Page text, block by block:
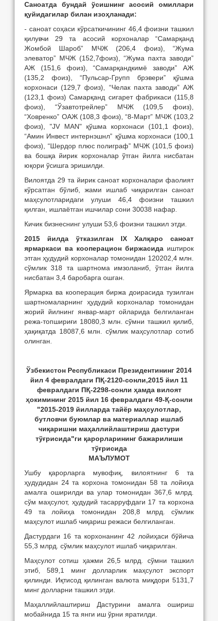
Саноатда бундай ўсишнингасосий омиллари
қуйидагилар билан изоҳланади:
- саноат соҳаси кўрсаткичининг 46,4 фоизни ташкил
қилувчи 29 та асосий корхоналар “Самарқанд
Жомбой Шароб” МЧЖ (206,4 фоиз), “Жума
элеватор” МЧЖ (152,7фоиз), “Жума пахта заводи”
АЖ (151,6 фоиз), “Самарқандкимё заводи” АЖ
(135,2 фоиз), “Пульсар-Групп брэвери” қўшма
корхонаси (129,7 фоиз), “Челак пахта заводи” АЖ
(123,1 фоиз) Самарқанд сигарет фабрикаси (115,8
фоиз), “Ўзавтотрейлер” МЧЖ (109,5 фоиз),
“Ховренко” ОАЖ (108,3 фоиз), “8-Март” МЧЖ (103,2
фоиз), "JV MAN" қўшма корхонаси (101,1 фоиз),
“Амин Инвест интернэшнл” қўшма корхонаси (100,1
фоиз), “Шердор плюс полиграф” МЧЖ (101,5 фоиз)
ва бошқа йирик корхоналар ўтган йилга нисбатан
юқори ўсишга эришилди.
Вилоятда 29 та йирик саноат корхоналари фаолият
кўрсатган бўлиб, жами ишлаб чиқарилган саноат
маҳсулотларидаги улуши 46,4 фоизни ташкил
қилган, ишлаётган ишчилар сони 30038 нафар.
Кичик бизнеснинг улуши 53,6 фоизни ташкил этди.
2015 йилда ўтказилган IX Халқаро саноат
ярмаркаси ва кооперацион биржасида иштирок
этган ҳудудий корхоналар томонидан 120202,4 млн.
сўмлик 318 та шартнома имзоланиб, ўтган йилга
нисбатан 3,4 баробарга ошган.
Ярмарка ва кооперация биржа доирасида тузилган
шартномаларнинг ҳудудий корхоналар томонидан
жорий йилнинг январ-март ойларида белгиланган
режа-топшириғи 18080,3 млн. сўмни ташкил қилиб,
ҳақиқатда 18087,6 млн. сўмлик маҳсулотлар сотиб
олинган.
Ўзбекистон Республикаси Президентининг 2014
йил 4 февралдаги ПҚ-2120-сонли,2015 йил 11
февралдаги ПҚ-2298-сонли ҳамда вилоят
ҳокимининг 2015 йил 16 февралдаги 49-Қ-сонли
"2015-2019 йилларда тайёр маҳсулотлар,
бутловчи буюмлар ва материаллар ишлаб
чиқаришни маҳаллийлаштириш дастури
тўғрисида"ги қарорларининг бажарилиши
тўғрисида
МАЪЛУМОТ
Ушбу қарорларга мувофиқ, вилоятнинг 6 та
ҳудудидан 24 та корхона томонидан 58 та лойиҳа
амалга оширилди ва улар томонидан 367,6 млрд.
сўм маҳсулот, ҳудудий тасарруфдаги 17 та корхона
49 та лойиҳа томонидан 208,8 млрд. сўмлик
маҳсулот ишлаб чиқариш режаси белгиланган.
Дастурдаги 16 та корхонанинг 42 лойиҳаси бўйича
55,3 млрд. сўмлик маҳсулот ишлаб чиқарилган.
Маҳсулот сотиш ҳажми 26,5 млрд. сўмни ташкил
этиб, 589,1 минг долларлик маҳсулот экспорт
қилинди. Иқтисод қилинган валюта миқдори 5131,7
минг долларни ташкил этди.
Маҳаллийлаштириш Дастурини амалга ошириш
мобайнида 15 та янги иш ўрни яратилди.